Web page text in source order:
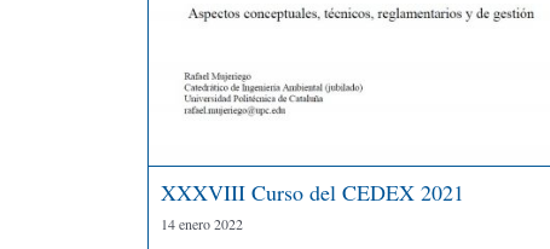
XXXVIII Curso del CEDEX 2021
14 enero 2022